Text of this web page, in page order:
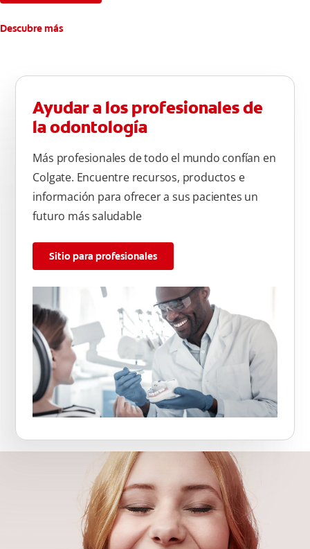
Descubre más
Ayudar a los profesionales de
la odontología
Más profesionales de todo el mundo confían en
Colgate. Encuentre recursos, productos e
información para ofrecer a sus pacientes un
futuro más saludable
Sitio para profesionales